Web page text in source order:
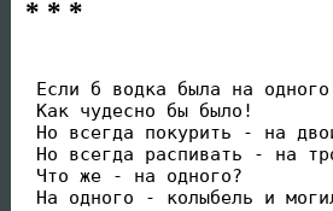
* * *
Если б водка была на
Как чудесно бы было!
Но всегда покурить - на
Но всегда распивать - на
Что же - на одного?
На одного - колыбель и